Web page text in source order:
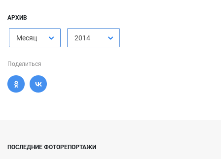
АРХИВ
Месяц 2014
Поделиться
ПОСЛЕДНИЕ ФОТОРЕПОРТАЖИ